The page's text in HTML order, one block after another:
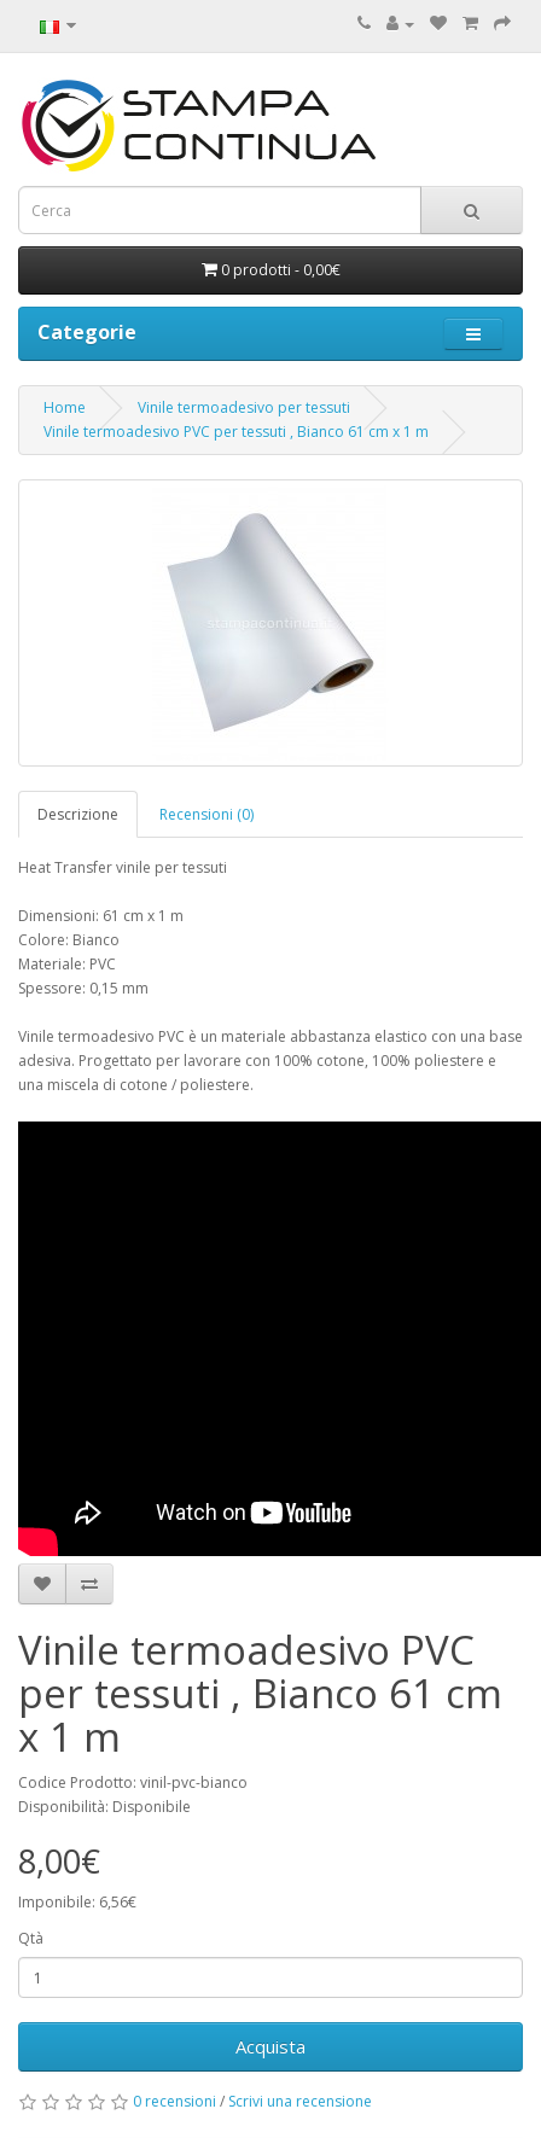
0 prodotti - 0,00€
Categorie
Home
Vinile termoadesivo per tessuti
Vinile termoadesivo PVC per tessuti , Bianco 61 cm x 1 m
Descrizione Recensioni (0)
Heat Transfer vinile per tessuti
Dimensioni: 61 cm x 1 m
Colore: Bianco
Materiale: PVC
Spessore: 0,15 mm
Vinile termoadesivo PVC è un materiale abbastanza elastico con una base
adesiva. Progettato per lavorare con 100% cotone, 100% poliestere e
una miscela di cotone / poliestere.
Vinile termoadesivo PVC
per tessuti , Bianco 61 cm
x 1 m
Codice Prodotto: vinil-pvc-bianco
Disponibilità: Disponibile
8,00€
Imponibile: 6,56€
Qtà
Acquista
0 recensioni / Scrivi una recensione